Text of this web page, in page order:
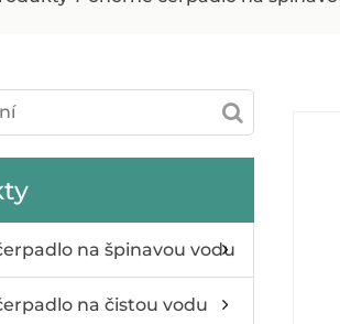
na špinavou vodu
na čistou vodu